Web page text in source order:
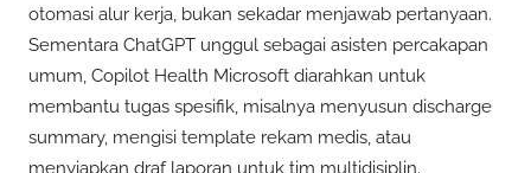
otomasi alur kerja, bukan sekadar menjawab pertanyaan.
Sementara ChatGPT unggul sebagai asisten percakapan
umum, Copilot Health Microsoft diarahkan untuk
membantu tugas spesifik, misalnya menyusun discharge
summary, mengisi template rekam medis, atau
menyiapkan draf laporan untuk tim multidisiplin.